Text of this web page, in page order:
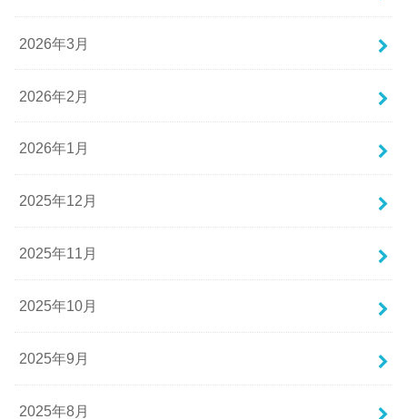
2026年3月
2026年2月
2026年1月
2025年12月
2025年11月
2025年10月
2025年9月
2025年8月